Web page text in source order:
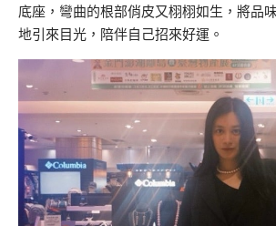
底座，彎曲的根部俏皮又栩栩如生，將品
地引來目光，陪伴自己招來好運。